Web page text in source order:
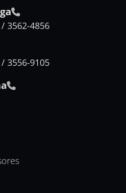
3562-4856
3556-9105